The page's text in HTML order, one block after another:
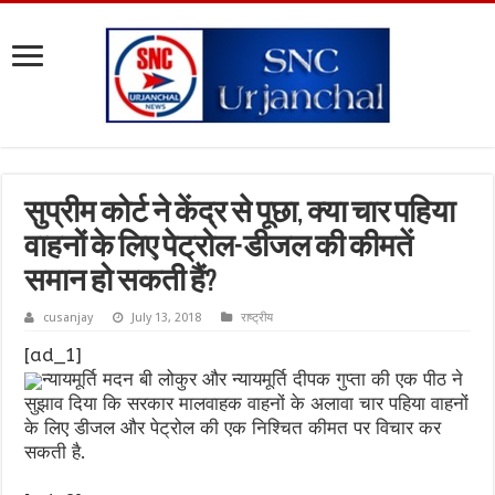
सुप्रीम कोर्ट ने केंद्र से पूछा, क्या चार पहिया
वाहनों के लिए पेट्रोल-डीजल की कीमतें
समान हो सकती हैं?
cusanjay July 13, 2018 राष्ट्रीय
[ad_1]
न्यायमूर्ति मदन बी लोकुर और न्यायमूर्ति दीपक गुप्ता की एक पीठ ने
सुझाव दिया कि सरकार मालवाहक वाहनों के अलावा चार पहिया वाहनों
के लिए डीजल और पेट्रोल की एक निश्चित कीमत पर विचार कर
सकती है.